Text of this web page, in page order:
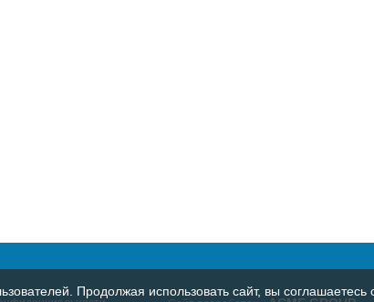
Продолжая использовать сайт, вы соглашаетесь